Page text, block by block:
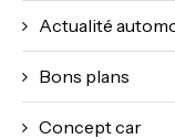
Actualité
Bons plans
Concept car